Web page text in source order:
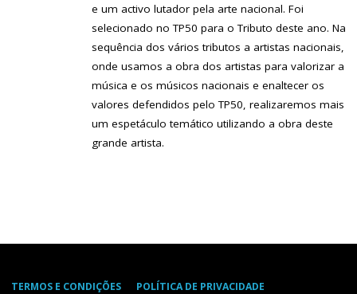
e um activo lutador pela arte nacional. Foi
selecionado no TP50 para o Tributo deste ano. Na
sequência dos vários tributos a artistas nacionais,
onde usamos a obra dos artistas para valorizar a
música e os músicos nacionais e enaltecer os
valores defendidos pelo TP50, realizaremos mais
um espetáculo temático utilizando a obra deste
grande artista.
TERMOS E CONDIÇÕES
POLÍTICA DE PRIVACIDADE